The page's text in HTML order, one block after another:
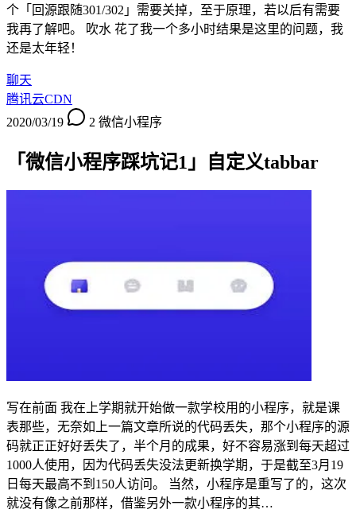
个「回源跟随301/302」需要关掉，至于原理，若以后有需要
我再了解吧。 吹水 花了我一个多小时结果是这里的问题，我
还是太年轻！
聊天
腾讯云CDN
2020/03/19
2 微信小程序
「微信小程序踩坑记1」自定义tabbar
写在前面 我在上学期就开始做一款学校用的小程序，就是课
表那些，无奈如上一篇文章所说的代码丢失，那个小程序的源
码就正正好好丢失了，半个月的成果，好不容易涨到每天超过
1000人使用，因为代码丢失没法更新换学期，于是截至3月19
日每天最高不到150人访问。 当然，小程序是重写了的，这次
就没有像之前那样，借鉴另外一款小程序的其…